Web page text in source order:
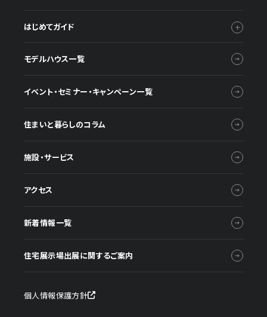
はじめてガイド
モデルハウス一覧
イベント・セミナー・キャンペーン一覧
住まいと暮らしのコラム
施設・サービス
アクセス
新着情報一覧
住宅展示場出展に関するご案内
個人情報保護方針